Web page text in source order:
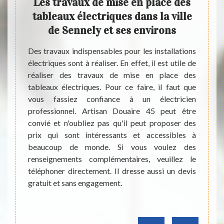
des
est
en
un
on
qui
le
tableaux électriques dans la ville
de Sennely et ses environs
Des travaux indispensables pour les installations
électriques sont à réaliser. En effet, il est utile de
réaliser des travaux de mise en place des
tableaux électriques. Pour ce faire, il faut que
vous fassiez confiance à un électricien
professionnel. Artisan Douaire 45 peut être
convié et n'oubliez pas qu'il peut proposer des
prix qui sont intéressants et accessibles à
beaucoup de monde. Si vous voulez des
renseignements complémentaires, veuillez le
téléphoner directement. Il dresse aussi un devis
gratuit et sans engagement.
est
est
très